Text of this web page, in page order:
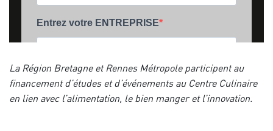
La Région Bretagne et Rennes Métropole participent au
financement d’études et d’événements au Centre Culinaire
en lien avec l’alimentation, le bien manger et l’innovation.